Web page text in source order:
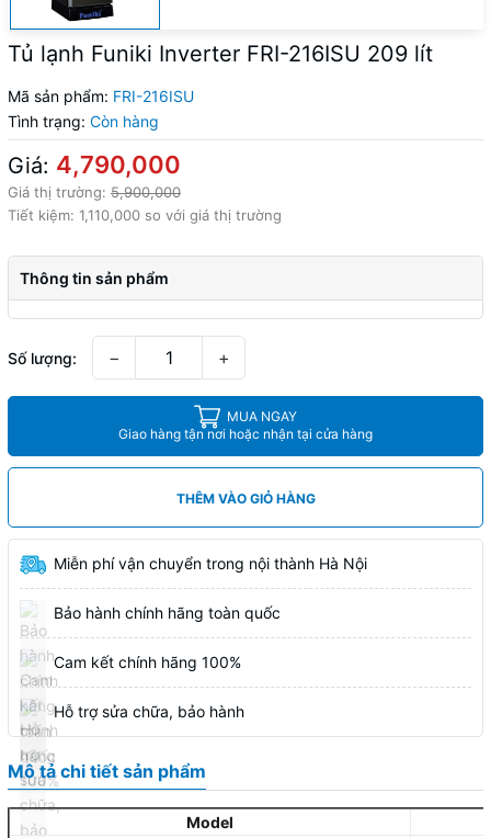
Tủ lạnh Funiki Inverter FRI-216ISU 209 lít
Mã sản phẩm: FRI-216ISU
Tình trạng: Còn hàng
Giá: 4,790,000
Giá thị trường: 5,900,000
Tiết kiệm: 1,110,000 so với giá thị trường
Thông tin sản phẩm
Số lượng: − +
MUA NGAY
Giao hàng tận nơi hoặc nhận tại cửa hàng
THÊM VÀO GIỎ HÀNG
Miễn phí vận chuyển trong nội thành Hà Nội
Bảo hành chính hãng toàn quốc
Cam kết chính hãng 100%
Hỗ trợ sửa chữa, bảo hành
Mô tả chi tiết sản phẩm
Model